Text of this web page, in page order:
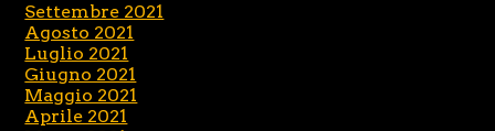
Settembre 2021
Agosto 2021
Luglio 2021
Giugno 2021
Maggio 2021
Aprile 2021